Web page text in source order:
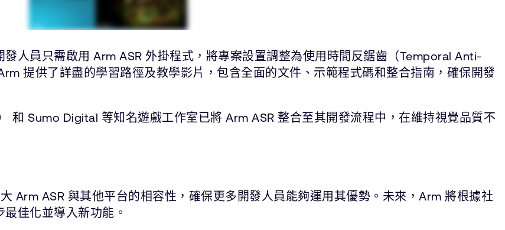
人員只需啟用 Arm ASR 外掛程式，將專案設置調整為使用時間反鋸齒（Temporal Anti-
提供了詳盡的學習路徑及教學影片，包含全面的文件、示範程式碼和整合指南，確保開發
和 Sumo Digital 等知名遊戲工作室已將 Arm ASR 整合至其開發流程中，在維持視覺品質不
Arm ASR 與其他平台的相容性，確保更多開發人員能夠運用其優勢。未來，Arm 將根據社
佳化並導入新功能。